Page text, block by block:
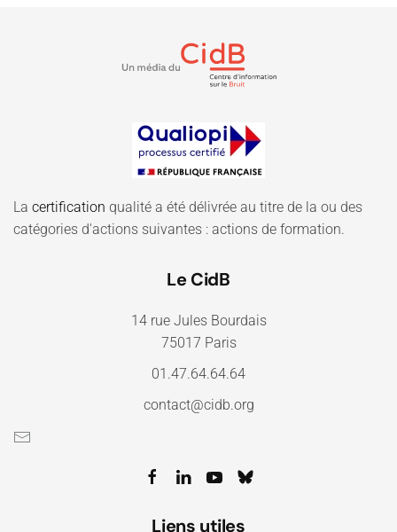
La certification qualité a été délivrée au titre de la ou des
catégories d'actions suivantes : actions de formation.
Le CidB
14 rue Jules Bourdais
75017 Paris
01.47.64.64.64
contact@cidb.org
Liens utiles